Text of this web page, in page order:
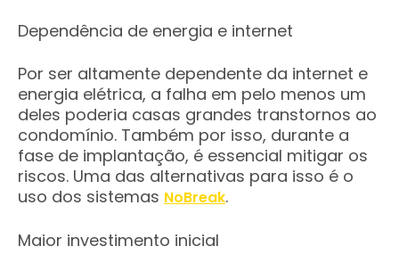
Dependência de energia e internet
Por ser altamente dependente da internet e
energia elétrica, a falha em pelo menos um
deles poderia casas grandes transtornos ao
condomínio. Também por isso, durante a
fase de implantação, é essencial mitigar os
riscos. Uma das alternativas para isso é o
uso dos sistemas NoBreak.
Maior investimento inicial